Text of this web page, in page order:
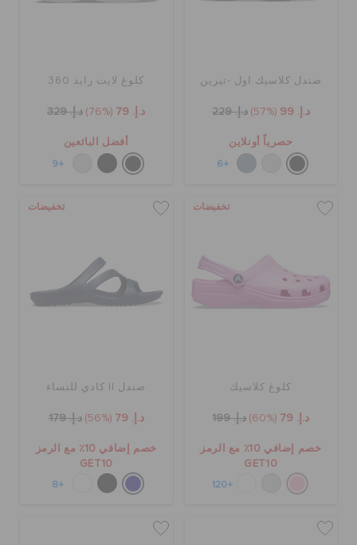
صندل كلاسيك اول -تيرين
د.إ. 99 (57%) د.إ. 229
حصرياً أونلاين
+6
كلوغ لايت رايد 360
د.إ. 79 (76%) د.إ. 329
أفضل البائعين
+9
تخفيضات
كلوغ كلاسيك
د.إ. 79 (60%) د.إ. 199
خصم إضافي 10٪ مع الرمز
GET10
+120
تخفيضات
صندل II كادي للنساء
د.إ. 79 (56%) د.إ. 179
خصم إضافي 10٪ مع الرمز
GET10
+8